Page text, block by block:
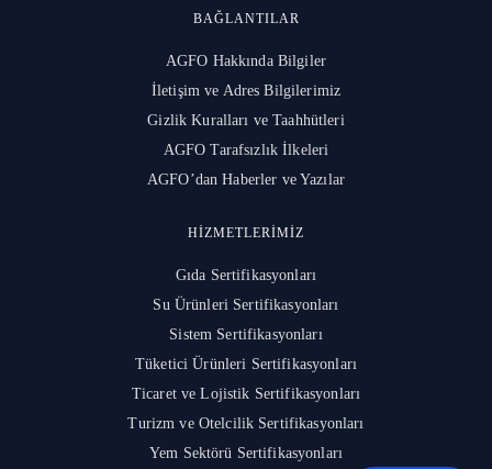
BAĞLANTILAR
AGFO Hakkında Bilgiler
İletişim ve Adres Bilgilerimiz
Gizlik Kuralları ve Taahhütleri
AGFO Tarafsızlık İlkeleri
AGFO’dan Haberler ve Yazılar
HIZMETLERIMIZ
Gıda Sertifikasyonları
Su Ürünleri Sertifikasyonları
Sistem Sertifikasyonları
Tüketici Ürünleri Sertifikasyonları
Ticaret ve Lojistik Sertifikasyonları
Turizm ve Otelcilik Sertifikasyonları
Yem Sektörü Sertifikasyonları